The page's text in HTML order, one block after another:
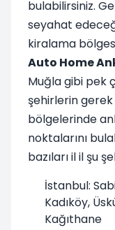
bulabilirsiniz.
seyahat
kiralama
Auto Home
Muğla gibi pek
şehirlerin
bölgelerinde
noktalarını
bazıları il il şu
İstanbul:
Kadıköy,
Kağıthane